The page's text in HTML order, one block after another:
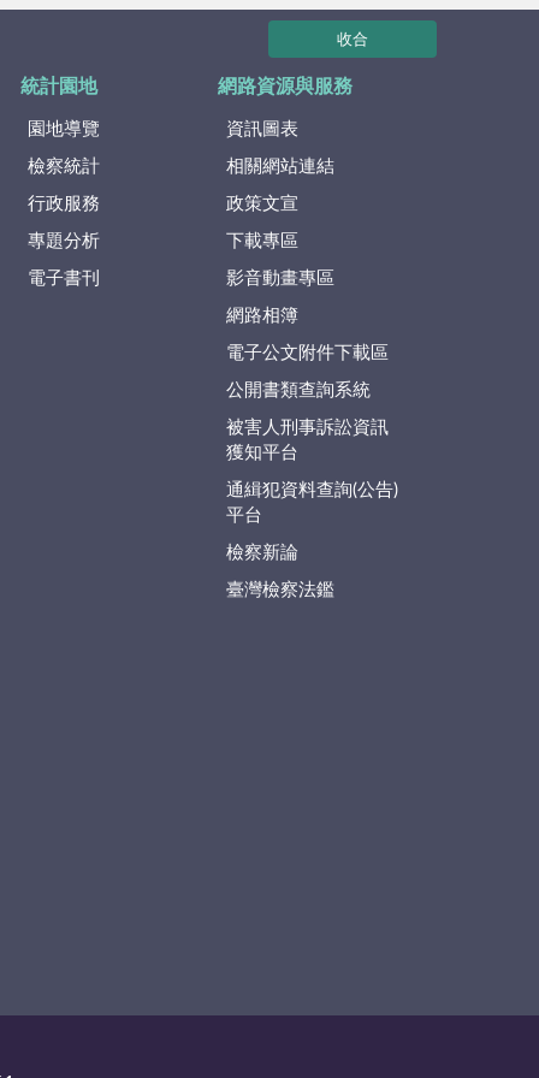
收合
統計園地
園地導覽
檢察統計
行政服務
專題分析
電子書刊
網路資源與服務
資訊圖表
相關網站連結
政策文宣
下載專區
影音動畫專區
網路相簿
電子公文附件下載區
公開書類查詢系統
被害人刑事訴訟資訊
獲知平台
通緝犯資料查詢(公告)
平台
檢察新論
臺灣檢察法鑑